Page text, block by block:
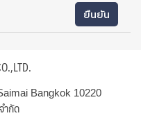
Bangkok 10220
ำกัด